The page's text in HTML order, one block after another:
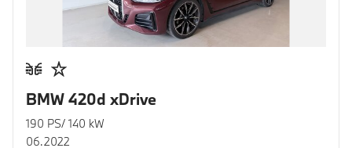
BMW 420d xDrive
190 PS/ 140 kW
06.2022